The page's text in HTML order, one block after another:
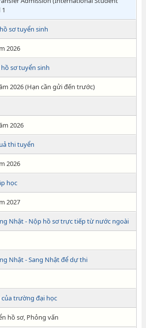
sơ tuyển sinh
2026
sơ tuyển sinh
2026 (Hạn cần gửi đến trước)
2026
thi tuyển
2026
học
2027
Nhật - Nộp hồ sơ trực tiếp từ nước ngoài
Nhật - Sang Nhật để dự thi
trường đại học
hồ sơ, Phỏng vấn